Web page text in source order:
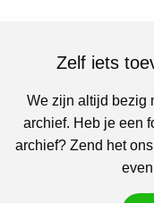
Zelf iets
We zijn altijd bezig
archief. Heb je een
archief? Zend het